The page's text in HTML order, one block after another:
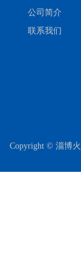
公司简介
联系我们
Copyright © 淄博